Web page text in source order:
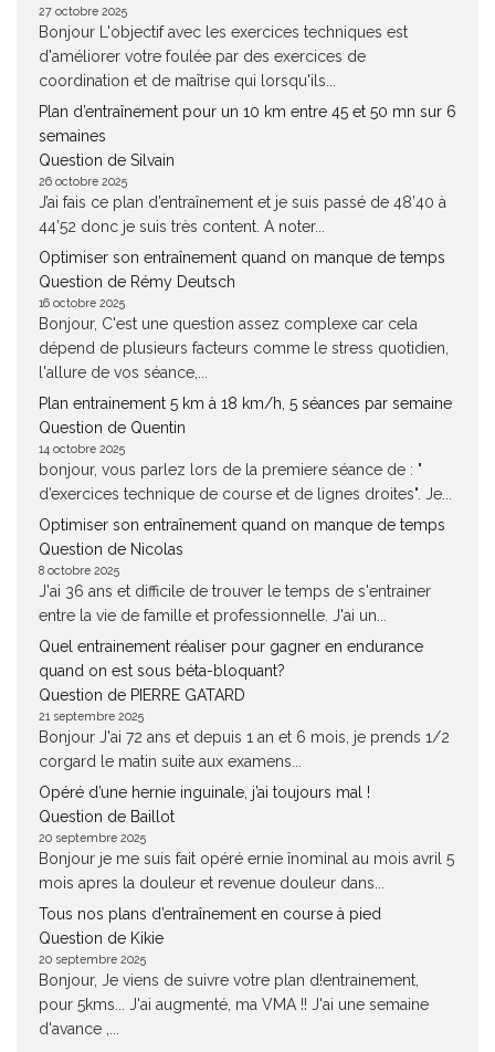
27 octobre 2025
Bonjour L'objectif avec les exercices techniques est
d'améliorer votre foulée par des exercices de
coordination et de maîtrise qui lorsqu'ils...
Plan d’entraînement pour un 10 km entre 45 et 50 mn sur 6
semaines
Question de Silvain
26 octobre 2025
J’ai fais ce plan d’entraînement et je suis passé de 48’40 à
44’52 donc je suis très content. A noter...
Optimiser son entraînement quand on manque de temps
Question de Rémy Deutsch
16 octobre 2025
Bonjour, C'est une question assez complexe car cela
dépend de plusieurs facteurs comme le stress quotidien,
l'allure de vos séance,...
Plan entrainement 5 km à 18 km/h, 5 séances par semaine
Question de Quentin
14 octobre 2025
bonjour, vous parlez lors de la premiere séance de : "
d’exercices technique de course et de lignes droites". Je...
Optimiser son entraînement quand on manque de temps
Question de Nicolas
8 octobre 2025
J'ai 36 ans et difficile de trouver le temps de s'entrainer
entre la vie de famille et professionnelle. J'ai un...
Quel entrainement réaliser pour gagner en endurance
quand on est sous béta-bloquant?
Question de PIERRE GATARD
21 septembre 2025
Bonjour J'ai 72 ans et depuis 1 an et 6 mois, je prends 1/2
corgard le matin suite aux examens...
Opéré d’une hernie inguinale, j’ai toujours mal !
Question de Baillot
20 septembre 2025
Bonjour je me suis fait opéré ernie înominal au mois avril 5
mois apres la douleur et revenue douleur dans...
Tous nos plans d’entraînement en course à pied
Question de Kikie
20 septembre 2025
Bonjour, Je viens de suivre votre plan d!entrainement,
pour 5kms... J'ai augmenté, ma VMA !! J'ai une semaine
d'avance ,...